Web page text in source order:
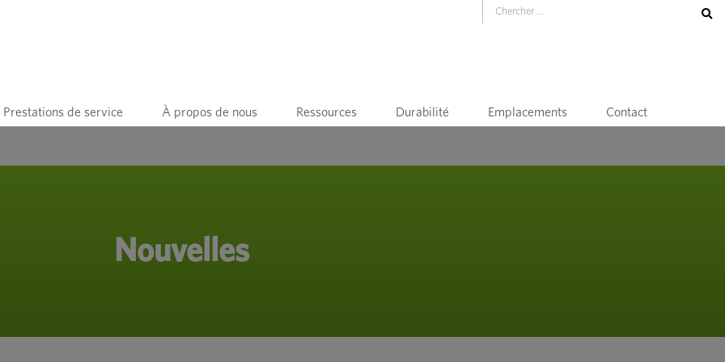
Prestations de service À propos de nous Ressources Durabilité Emplacements Contact
Nouvelles